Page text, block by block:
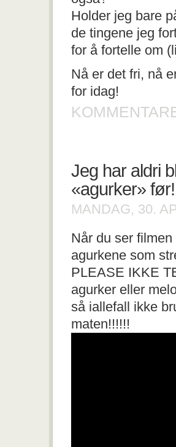
Holder jeg bare
de tingene jeg
for å fortelle om
Nå er det fri, nå
for idag!
Jeg har aldri
«agurker»
MANDAG, 30.
Når du ser
agurkene som
PLEASE IKKE
agurker eller
så iallefall ikke
maten!!!!!!